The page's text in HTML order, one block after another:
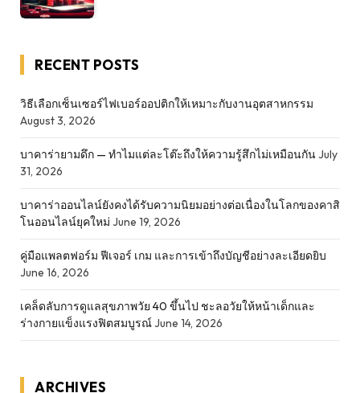
RECENT POSTS
วิธีเลือกเซ็นเซอร์ไฟเบอร์ออปติกให้เหมาะกับงานอุตสาหกรรม
August 3, 2026
บาคาร่ายามดึก — ทำไมแต่ละโต๊ะถึงให้ความรู้สึกไม่เหมือนกันJuly
31, 2026
บาคาร่าออนไลน์ยังคงได้รับความนิยมอย่างต่อเนื่องในโลกของคาสิ
โนออนไลน์ยุคใหม่ June 19, 2026
คู่มือแพลตฟอร์ม ฟีเจอร์ เกม และการเข้าถึงบัญชีอย่างละเอียดยิบ
June 16, 2026
เคล็ดลับการดูแลสุขภาพวัย 40 ขึ้นไป ชะลอวัยให้หน้าเด็กและ
ร่างกายแข็งแรงฟิตสมบูรณ์June 14, 2026
ARCHIVES